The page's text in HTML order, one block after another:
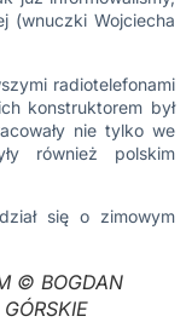
(wnuczki Wojciecha
radiotelefonami
konstruktorem był
nie tylko we
również polskim
się o zimowym
© BOGDAN